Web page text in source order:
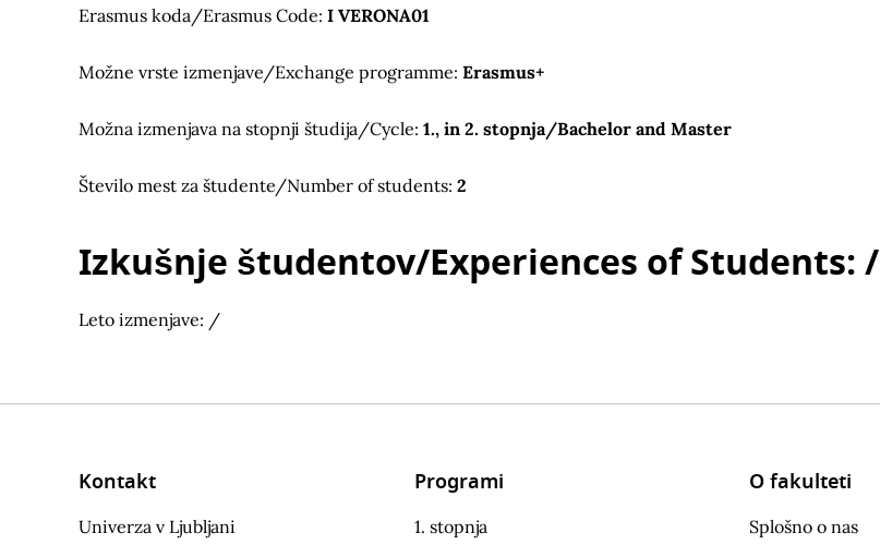
Erasmus koda/Erasmus Code: I VERONA01
Možne vrste izmenjave/Exchange programme: Erasmus+
Možna izmenjava na stopnji študija/Cycle: 1., in 2. stopnja/Bachelor and Master
Število mest za študente/Number of students: 2
Izkušnje študentov/Experiences of Students: /
Leto izmenjave: /
Kontakt
Univerza v Ljubljani
Programi
1. stopnja
O fakulteti
Splošno o nas